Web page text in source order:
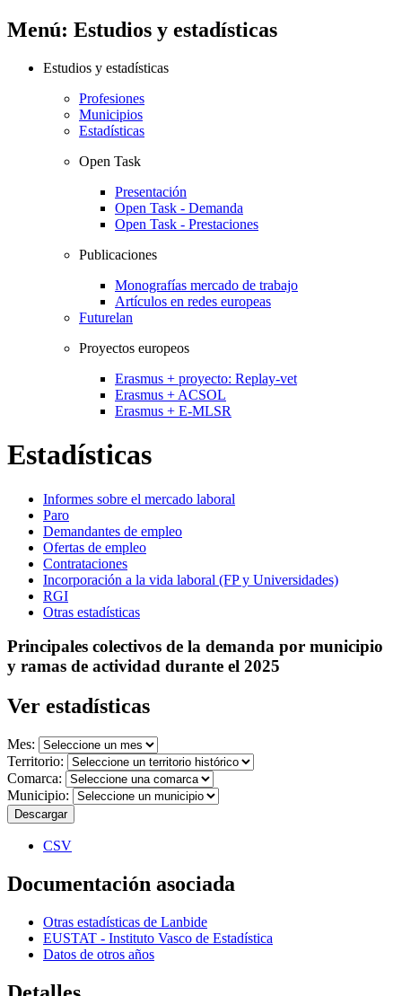
Menú: Estudios y estadísticas
Estudios y estadísticas
Profesiones
Municipios
Estadísticas
Open Task
Presentación
Open Task - Demanda
Open Task - Prestaciones
Publicaciones
Monografías mercado de trabajo
Artículos en redes europeas
Futurelan
Proyectos europeos
Erasmus + proyecto: Replay-vet
Erasmus + ACSOL
Erasmus + E-MLSR
Estadísticas
Informes sobre el mercado laboral
Paro
Demandantes de empleo
Ofertas de empleo
Contrataciones
Incorporación a la vida laboral (FP y Universidades)
RGI
Otras estadísticas
Principales colectivos de la demanda por municipio
y ramas de actividad durante el 2025
Ver estadísticas
Mes:
Territorio:
Comarca:
Municipio:
Descargar
CSV
Documentación asociada
Otras estadísticas de Lanbide
EUSTAT - Instituto Vasco de Estadística
Datos de otros años